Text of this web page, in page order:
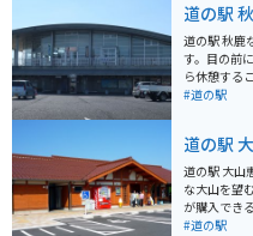
粉を使った手打
場合、道の
す。周辺に
ンディング
場所として、ぜ
とができま
れにもおす
道の駅
道の駅 秋鹿
す。目の前
ら休憩することができ
新鮮な魚介
生広場、多
ができます
で賑わいます。 バイクで訪れる場合、道の
車場が完備
爽快なツーリ
#道の駅
道の駅
道の駅 大山
な大山を望
が購入でき
れています。 大山は中国地方の最高峰で、登山やハイキ
#道の駅